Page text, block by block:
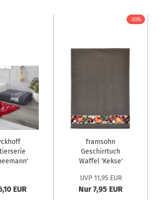
EUR
-33%
framsohn
Geschirrtuch
Waffel 'Kekse'
UVP 11,95 EUR
Nur 7,95 EUR